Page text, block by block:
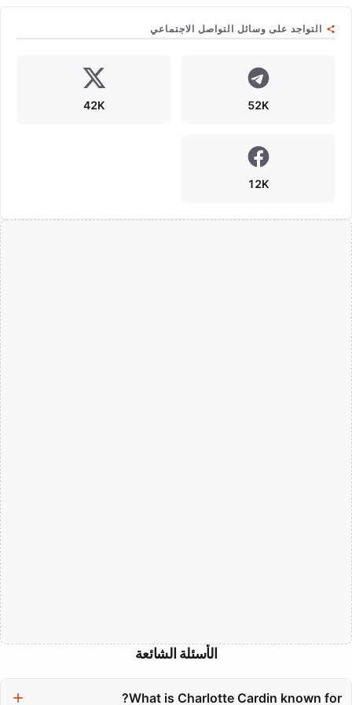
التواجد على وسائل التواصل الاجتماعي
52K
42K
12K
الأسئلة الشائعة
What is Charlotte Cardin known for?